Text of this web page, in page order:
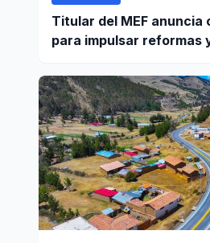
Titular del MEF
para impulsar reformas